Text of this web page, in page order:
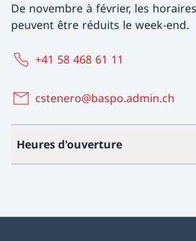
De novembre à février, les
peuvent être réduits le week-end.
+41 58 468 61 11
cstenero@baspo.admin.ch
Heures d'ouverture